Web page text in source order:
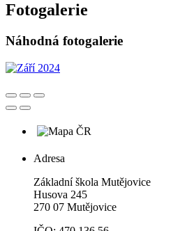
Fotogalerie
Náhodná fotogalerie
Adresa
Základní škola Mutějovice
Husova 245
270 07 Mutějovice